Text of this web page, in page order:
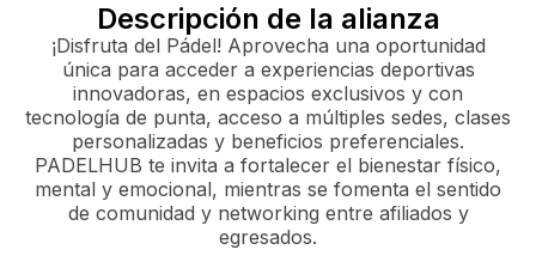
Descripción de la alianza
¡Disfruta del Pádel! Aprovecha una oportunidad
única para acceder a experiencias deportivas
innovadoras, en espacios exclusivos y con
tecnología de punta, acceso a múltiples sedes, clases
personalizadas y beneficios preferenciales.
PADELHUB te invita a fortalecer el bienestar físico,
mental y emocional, mientras se fomenta el sentido
de comunidad y networking entre afiliados y
egresados.